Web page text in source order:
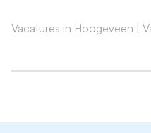
Toegewijd, Innovatief
Een afgerond diploma
Vacatures in Hoogeveen